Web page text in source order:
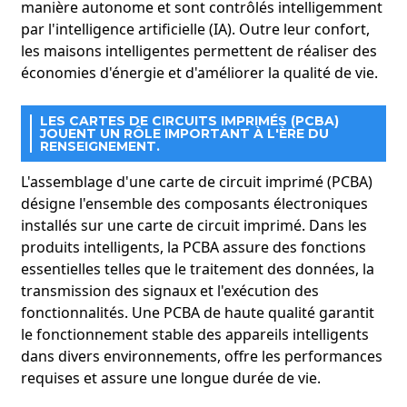
manière autonome et sont contrôlés intelligemment
par l'intelligence artificielle (IA). Outre leur confort,
les maisons intelligentes permettent de réaliser des
économies d'énergie et d'améliorer la qualité de vie.
LES CARTES DE CIRCUITS IMPRIMÉS (PCBA)
JOUENT UN RÔLE IMPORTANT À L'ÈRE DU
RENSEIGNEMENT.
L'assemblage d'une carte de circuit imprimé (PCBA)
désigne l'ensemble des composants électroniques
installés sur une carte de circuit imprimé. Dans les
produits intelligents, la PCBA assure des fonctions
essentielles telles que le traitement des données, la
transmission des signaux et l'exécution des
fonctionnalités. Une PCBA de haute qualité garantit
le fonctionnement stable des appareils intelligents
dans divers environnements, offre les performances
requises et assure une longue durée de vie.